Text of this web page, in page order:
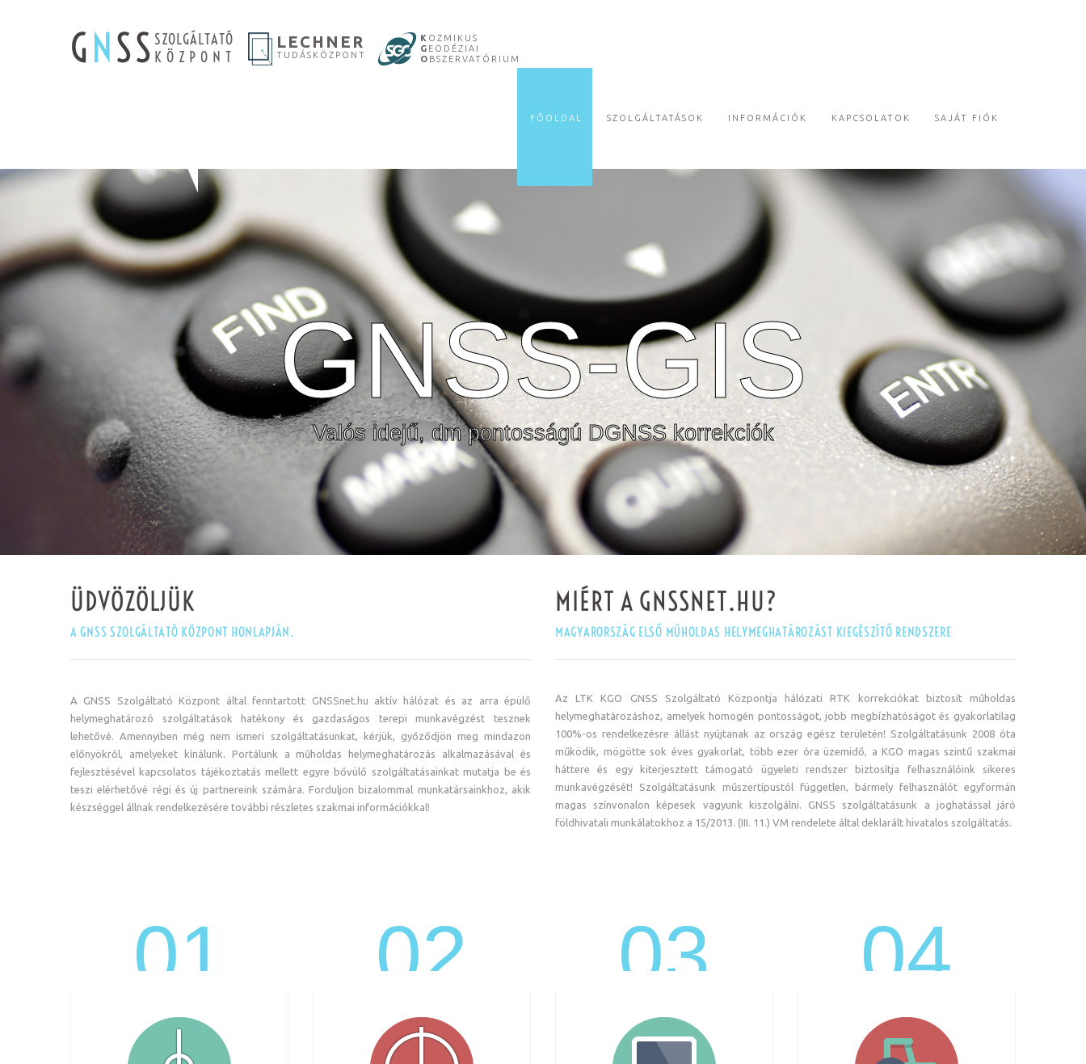
GNSS SZOLGÁLTATÓ
KÖZPONT
LECHNER
TUDÁSKÖZPONT
K OZMIKUS
G EODÉZIAI
O BSZERVATÓRIUM
FŐOLDAL SZOLGÁLTATÁSOK INFORMÁCIÓK KAPCSOLATOK SAJÁT FIÓK
GNSS-GIS
Valós idejű, dm pontosságú DGNSS korrekciók
ÜDVÖZÖLJÜK
A GNSS SZOLGÁLTATÓ KÖZPONT HONLAPJÁN.
A GNSS Szolgáltató Központ által fenntartott GNSSnet.hu aktív hálózat és az arra épülő
helymeghatározó szolgáltatások hatékony és gazdaságos terepi munkavégzést tesznek
lehetővé. Amennyiben még nem ismeri szolgáltatásunkat, kérjük, győződjön meg mindazon
előnyökről, amelyeket kínálunk. Portálunk a műholdas helymeghatározás alkalmazásával és
fejlesztésével kapcsolatos tájékoztatás mellett egyre bővülő szolgáltatásainkat mutatja be és
teszi elérhetővé régi és új partnereink számára. Forduljon bizalommal munkatársainkhoz, akik
készséggel állnak rendelkezésére további részletes szakmai információkkal!
MIÉRT A GNSSNET.HU?
MAGYARORSZÁG ELSŐ MŰHOLDAS HELYMEGHATÁROZÁST KIEGÉSZÍTŐ RENDSZERE
Az LTK KGO GNSS Szolgáltató Központja hálózati RTK korrekciókat biztosít műholdas
helymeghatározáshoz, amelyek homogén pontosságot, jobb megbízhatóságot és gyakorlatilag
100%-os rendelkezésre állást nyújtanak az ország egész területén! Szolgáltatásunk 2008 óta
működik, mögötte sok éves gyakorlat, több ezer óra üzemidő, a KGO magas szintű szakmai
háttere és egy kiterjesztett támogató ügyeleti rendszer biztosítja felhasználóink sikeres
munkavégzését! Szolgáltatásunk műszertípustól független, bármely felhasználót egyformán
magas színvonalon képesek vagyunk kiszolgálni. GNSS szolgáltatásunk a joghatással járó
földhivatali munkálatokhoz a 15/2013. (III. 11.) VM rendelete által deklarált hivatalos szolgáltatás.